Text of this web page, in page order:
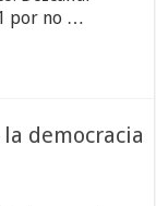
del
11-
por no …
democracia